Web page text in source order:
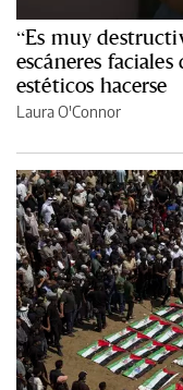
“Es muy
escáneres
estéticos hacerse
Laura O'Connor